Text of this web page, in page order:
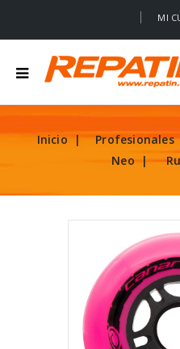
MI
Inicio Profesionales
Neo